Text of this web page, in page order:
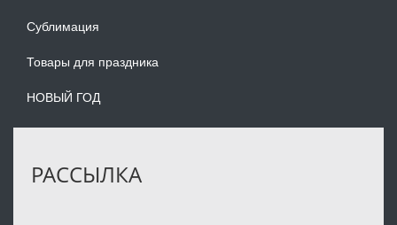
Сублимация
Товары для праздника
НОВЫЙ ГОД
РАССЫЛКА